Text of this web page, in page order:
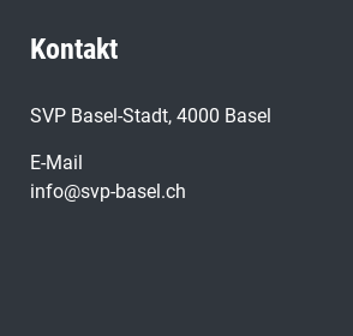
Kontakt
SVP Basel-Stadt, 4000 Basel
E-Mail
info@svp-basel.ch